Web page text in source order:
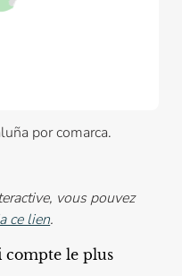
por comarca.
vous pouvez
ce lien.
compte le plus